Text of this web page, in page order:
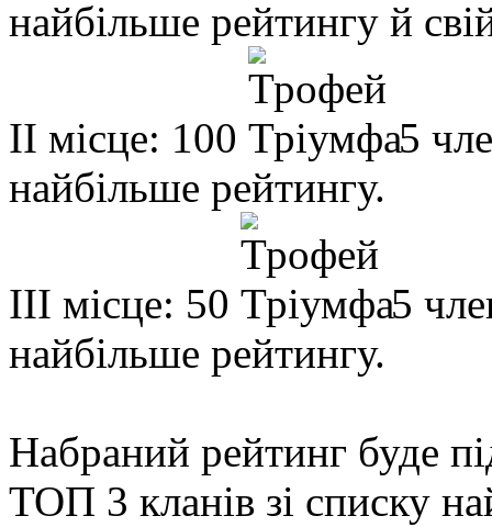
найбільше рейтингу й
ІІ місце: 100
5
найбільше рейтингу.
ІІІ місце: 50
5
найбільше рейтингу.
Набраний рейтинг буде
ТОП 3 кланів зі списку